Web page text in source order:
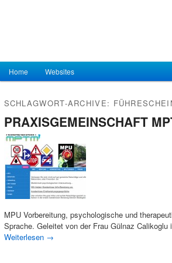
Hauptmenü
Zum Inhalt wechseln
Zum sekundären Inhalt wechseln
Home Websites
SCHLAGWORT-ARCHIVE:
PRAXISGEMEINSCHAFT
MPU Vorbereitung, psychologische und
Sprache. Geleitet von der Frau Gülnaz Calikoglu
Weiterlesen →